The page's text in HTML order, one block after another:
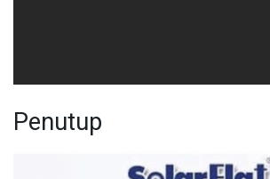
Penutup